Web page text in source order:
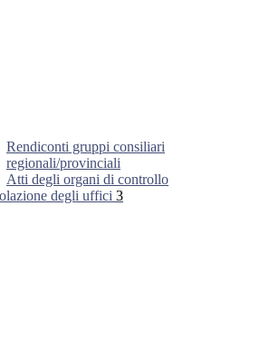
Rendiconti gruppi consiliari
regionali/provinciali
Atti degli organi di controllo
degli uffici 3